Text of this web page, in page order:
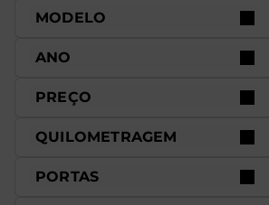
MODELO
ANO
PREÇO
QUILOMETRAGEM
PORTAS